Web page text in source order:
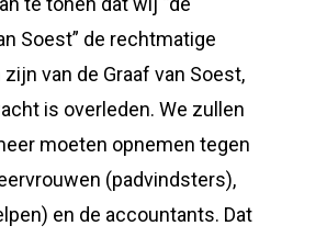
Soest” de rechtmatige
van de Graaf van Soest,
is overleden. We zullen
moeten opnemen tegen
(padvindsters),
en de accountants. Dat